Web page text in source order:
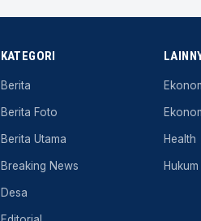
KATEGORI
Berita
Berita Foto
Berita Utama
Breaking News
Desa
Health
Hukum